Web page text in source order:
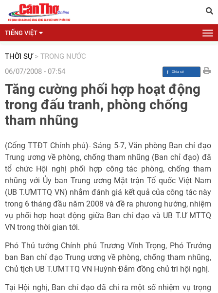
TIẾNG VIỆT
THỜI SỰ > TRONG NƯỚC
06/07/2008 - 07:54
Tăng cường phối hợp hoạt động
trong đấu tranh, phòng chống
tham nhũng
(Cổng TTĐT Chính phủ)- Sáng 5-7, Văn phòng Ban chỉ đạo
Trung ương về phòng, chống tham nhũng (Ban chỉ đạo) đã
tổ chức Hội nghị phối hợp công tác phòng, chống tham
nhũng với Ủy ban Trung ương Mặt trận Tổ quốc Việt Nam
(UB T.ƯMTTQ VN) nhằm đánh giá kết quả của công tác này
trong 6 tháng đầu năm 2008 và đề ra phương hướng, nhiệm
vụ phối hợp hoạt động giữa Ban chỉ đạo và UB T.Ư MTTQ
VN trong thời gian tới.
Phó Thủ tướng Chính phủ Trương Vĩnh Trọng, Phó Trưởng
ban Ban chỉ đạo Trung ương về phòng, chống tham nhũng,
Chủ tịch UB T.ƯMTTQ VN Huỳnh Đảm đồng chủ trì hội nghị.
Tại Hội nghị, Ban chỉ đạo đã chỉ ra một số nhiệm vụ trọng